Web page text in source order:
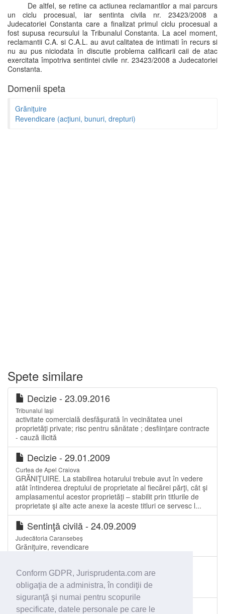
Conform GDPR, Jurisprudenta.com are
obligaţia de a administra, în condiţii de
siguranţă şi numai pentru scopurile
specificate, datele personale pe care le
De altfel, se retine ca actiunea reclamantilor a mai parcurs
un ciclu procesual, iar sentinta civila nr. 23423/2008 a
Judecatoriei Constanta care a finalizat primul ciclu procesual a
fost supusa recursului la Tribunalul Constanta. La acel moment,
reclamantii C.A. si C.A.L. au avut calitatea de intimati în recurs si
nu au pus niciodata în discutie problema calificarii caii de atac
exercitata împotriva sentintei civile nr. 23423/2008 a Judecatoriei
Constanta.
Domenii speta
Grăniţuire
Revendicare (acţiuni, bunuri, drepturi)
Spete similare
Decizie - 23.09.2016
Tribunalul Iași
activitate comercială desfăşurată în vecinătatea unei
proprietăţi private; risc pentru sănătate ; desfiinţare contracte
- cauză ilicită
Decizie - 29.01.2009
Curtea de Apel Craiova
GRĂNIŢUIRE. La stabilirea hotarului trebuie avut în vedere
atât întinderea dreptului de proprietate al fiecărei părţi, cât şi
amplasamentul acestor proprietăţi – stabilit prin titlurile de
proprietate şi alte acte anexe la aceste titluri ce servesc l...
Sentinţă civilă - 24.09.2009
Judecătoria Caransebeș
Grăniţuire, revendicare
Sentinţă civilă - 09.06.2010
Judecătoria Târgu Jiu
anulare act şi grăniţuire
Decizie - 27.01.2012